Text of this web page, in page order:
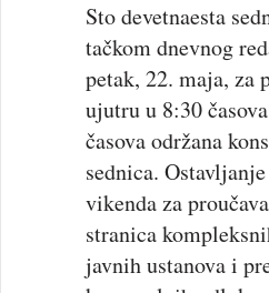
Sto devetnaesta
tačkom dnevnog
petak, 22. maja, za
ujutru u 8:30
časova održana
sednica.
vikenda za
stranica
javnih ustanova i